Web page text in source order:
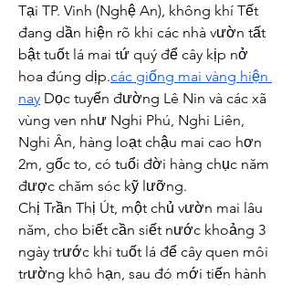
Tại TP. Vinh (Nghệ An), không khí Tết
đang dần hiện rõ khi các nhà vườn tất
bật tuốt lá mai tứ quý để cây kịp nở
hoa đúng dịp.các giống mai vàng hiện
nay Dọc tuyến đường Lê Nin và các xã
vùng ven như Nghi Phú, Nghi Liên,
Nghi Ân, hàng loạt chậu mai cao hơn
2m, gốc to, có tuổi đời hàng chục năm
được chăm sóc kỹ lưỡng.
Chị Trần Thị Út, một chủ vườn mai lâu
năm, cho biết cần siết nước khoảng 3
ngày trước khi tuốt lá để cây quen môi
trường khô hạn, sau đó mới tiến hành